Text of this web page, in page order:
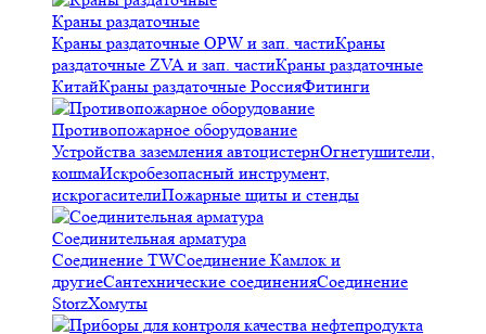
Краны раздаточные
Краны раздаточные OPW и зап. частиКраны
раздаточные ZVA и зап. частиКраны раздаточные
КитайКраны раздаточные РоссияФитинги
Противопожарное оборудование
Устройства заземления автоцистернОгнетушители,
кошмаИскробезопасный инструмент,
искрогасителиПожарные щиты и стенды
Соединительная арматура
Соединение TWСоединение Камлок и
другиеСантехнические соединенияСоединение
StorzХомуты